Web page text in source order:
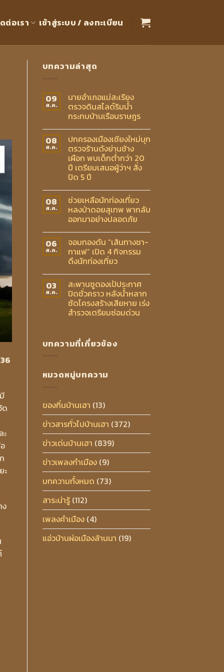
ต่อเรา เข้าสู่ระบบ / ลงทะเบียน
ด
ะ
ะ
ง
บทความล่าสุด
09
ส.ค.
นายอำเภอแม่สะเรียง
ตรวจดินสไลด์ริมน้ำ
กระทบบ้านเรือนราษฎร
08
ส.ค.
ปกครองเมืองเชียงใหม่บุก
ตรวจร้านดังย่านช้าง
เผือก พบเด็กต่ำกว่า 20
ปี เตรียมเสนอผู้ว่าฯ สั่ง
ปิด 5 ปี
08
ส.ค.
ช่วยเหลือนักท่องเที่ยว
หลงป่าดอยสุเทพ พากลับ
ออกมาอย่างปลอดภัย
06
ส.ค.
จอมทองดัน “เส้นทางชา-
กาแฟ” เปิด 4 กิจกรรม
ดึงนักท่องเที่ยว
03
ส.ค.
สะพานซูตองเป้ประกาศ
ปิดชั่วคราว หลังน้ำหลาก
ซัดโครงสร้างเสียหาย เร่ง
สำรวจเตรียมซ่อมด่วน
บทความที่เกี่ยวข้อง
หมวดหมู่บทความ
ของกิ๋นบ้านเฮา (13)
ข่าวสารทั่วไปบ้านเฮา (372)
ข่าวเด่นบ้านเฮา (839)
ข่าวเพลงกำเมือง(9)
บทความทั้งหมด (73)
สาระน่ารู้(112)
เพลงคำเมือง(4)
แอ่วบ้านผ่อเมืองล้านนา (19)